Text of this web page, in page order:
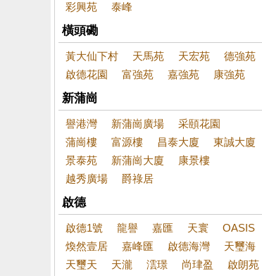
彩興苑
泰峰
橫頭磡
黃大仙下村 天馬苑 天宏苑
德強苑
啟德花園
富強苑 嘉強苑 康強苑
新蒲崗
譽港灣 新蒲崗廣場
采頤花園
蒲崗樓
富源樓 昌泰大廈
東誠大廈
景泰苑
新蒲崗大廈
康景樓
越秀廣場
爵祿居
啟德
啟德1號 龍譽 嘉匯 天寰
OASIS
煥然壹居
嘉峰匯 啟德海灣
天璽海
天璽天
天瀧 澐璟 尚珒盈
啟朗苑